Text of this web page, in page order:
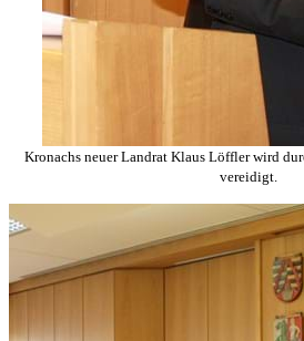
Kronachs neuer Landrat Klaus Löffler wird
vereidigt.